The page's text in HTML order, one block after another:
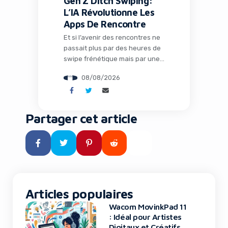
L’IA Révolutionne Les
Apps De Rencontre
Et si l’avenir des rencontres ne
passait plus par des heures de
swipe frénétique mais par une
comprend vraiment qui vous
êtes ? C’est le pari audacieux
remplaçant les interfaces
addictives par un système de
matchmaking intelligent et des
rendez-vous concrets. […]
08/08/2026
Partager cet article
Articles populaires
Wacom MovinkPad 11
: Idéal pour Artistes
Bench Facture-t-il Deux Fois ses Clients ?
Décryptage